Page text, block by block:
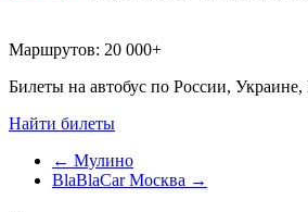
Маршрутов: 20 000+
Билеты на автобус по России,
Найти билеты
← Мулино
BlaBlaCar Москва →